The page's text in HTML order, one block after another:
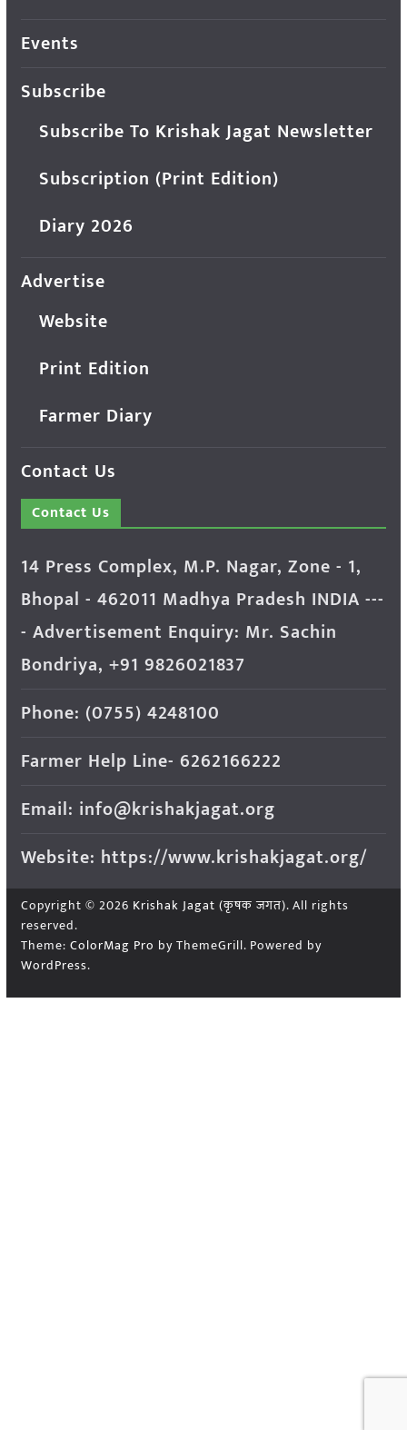
Events
Subscribe
Subscribe To Krishak Jagat Newsletter
Subscription (Print Edition)
Diary 2026
Advertise
Website
Print Edition
Farmer Diary
Contact Us
Contact Us
14 Press Complex, M.P. Nagar, Zone - 1,
Bhopal - 462011 Madhya Pradesh INDIA ---
- Advertisement Enquiry: Mr. Sachin
Bondriya, +91 9826021837
Phone: (0755) 4248100
Farmer Help Line- 6262166222
Email: info@krishakjagat.org
Website: https://www.krishakjagat.org/
Copyright © 2026 Krishak Jagat (कृषक जगत). All rights
reserved.
Theme: ColorMag Pro by ThemeGrill. Powered by
WordPress.